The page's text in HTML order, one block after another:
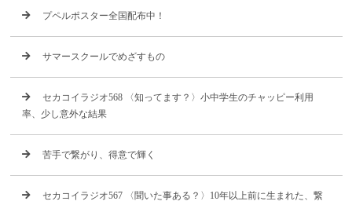
プペルポスター全国配布中！
サマースクールでめざすもの
セカコイラジオ568 〈知ってます？〉小中学生のチャッピー利用
率、少し意外な結果
苦手で繋がり、得意で輝く
セカコイラジオ567 〈聞いた事ある？〉10年以上前に生まれた、繋